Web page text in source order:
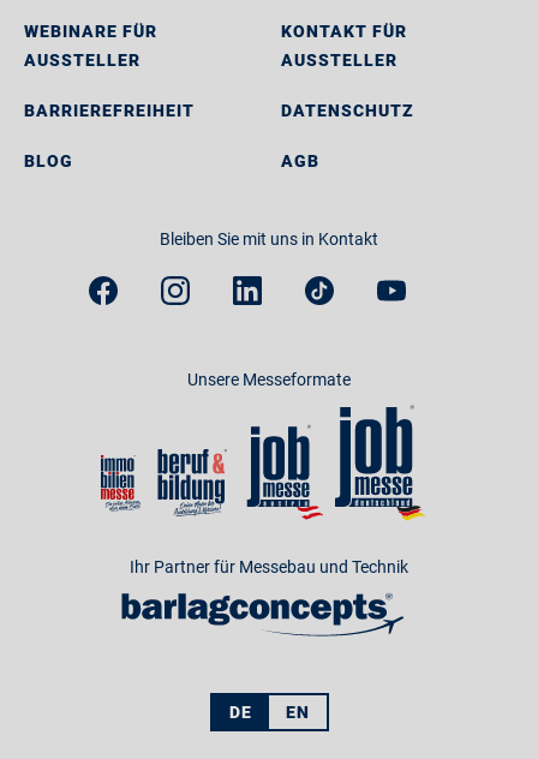
WEBINARE FÜR
AUSSTELLER
BARRIEREFREIHEIT
BLOG
KONTAKT FÜR
AUSSTELLER
DATENSCHUTZ
AGB
Bleiben Sie mit uns in Kontakt
Unsere Messeformate
Ihr Partner für Messebau und Technik
DE EN